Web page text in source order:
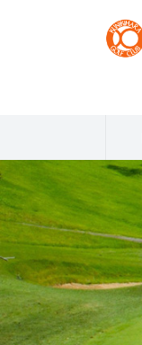
キ
ッ
プ
に
移
動